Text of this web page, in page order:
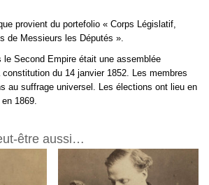
provient du portefolio « Corps Législatif,
de Messieurs les Députés ».
le Second Empire était une assemblée
constitution du 14 janvier 1852. Les membres
au suffrage universel. Les élections ont lieu en
1869.
être aussi…